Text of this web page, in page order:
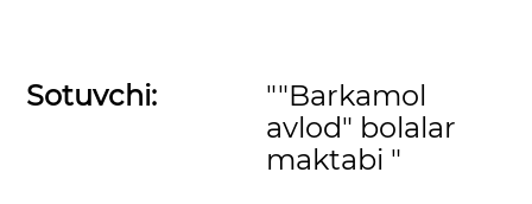
Sotuvchi:
""Barkamol
avlod" bolalar
maktabi "